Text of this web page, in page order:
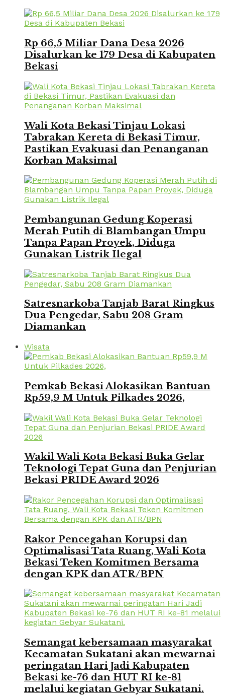
Rp 66,5 Miliar Dana Desa 2026
Disalurkan ke 179 Desa di Kabupaten
Bekasi
Wali Kota Bekasi Tinjau Lokasi
Tabrakan Kereta di Bekasi Timur,
Pastikan Evakuasi dan Penanganan
Korban Maksimal
Pembangunan Gedung Koperasi
Merah Putih di Blambangan Umpu
Tanpa Papan Proyek, Diduga
Gunakan Listrik Ilegal
Satresnarkoba Tanjab Barat Ringkus
Dua Pengedar, Sabu 208 Gram
Diamankan
Wisata
Pemkab Bekasi Alokasikan Bantuan
Rp59,9 M Untuk Pilkades 2026,
Wakil Wali Kota Bekasi Buka Gelar
Teknologi Tepat Guna dan Penjurian
Bekasi PRIDE Award 2026
Rakor Pencegahan Korupsi dan
Optimalisasi Tata Ruang, Wali Kota
Bekasi Teken Komitmen Bersama
dengan KPK dan ATR/BPN
Semangat kebersamaan masyarakat
Kecamatan Sukatani akan mewarnai
peringatan Hari Jadi Kabupaten
Bekasi ke-76 dan HUT RI ke-81
melalui kegiatan Gebyar Sukatani.